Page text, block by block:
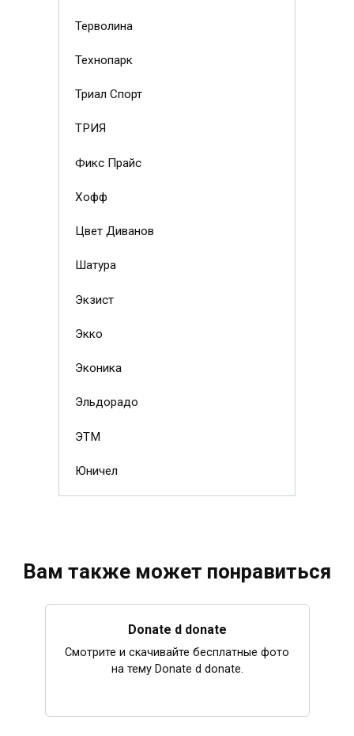
Терволина
Технопарк
Триал Спорт
ТРИЯ
Фикс Прайс
Хофф
Цвет Диванов
Шатура
Экзист
Экко
Эконика
Эльдорадо
ЭТМ
Юничел
Вам также может понравиться
Donate d donate
Смотрите и скачивайте бесплатные фото
на тему Donate d donate.